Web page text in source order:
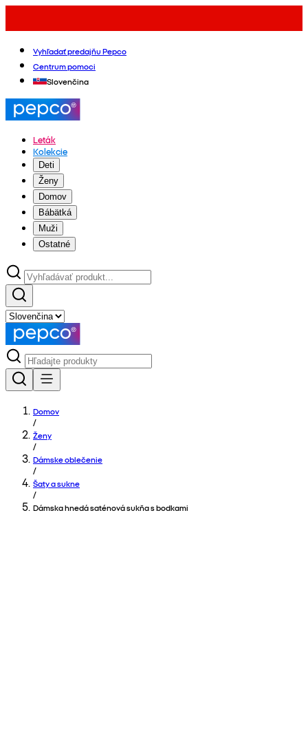
Vyhľadať predajňu Pepco
Centrum pomoci
Slovenčina
Leták
Kolekcie
Deti
Ženy
Domov
Bábätká
Muži
Ostatné
Domov
/
Ženy
/
Dámske oblečenie
/
Šaty a sukne
/
Dámska hnedá saténová sukňa s bodkami